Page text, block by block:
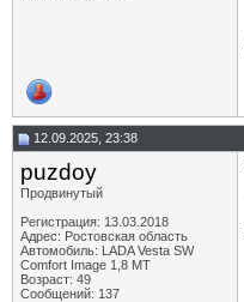
12.09.2025, 23:38
puzdoy
Продвинутый
Регистрация: 13.03.2018
Адрес: Ростовская область
Автомобиль: LADA Vesta SW
Comfort Image 1,8 MT
Возраст: 49
Сообщений: 137